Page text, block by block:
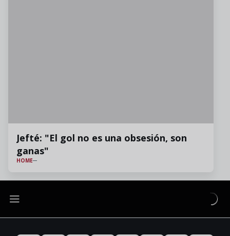
Jefté: "El gol no es una obsesión, son
ganas"
HOME